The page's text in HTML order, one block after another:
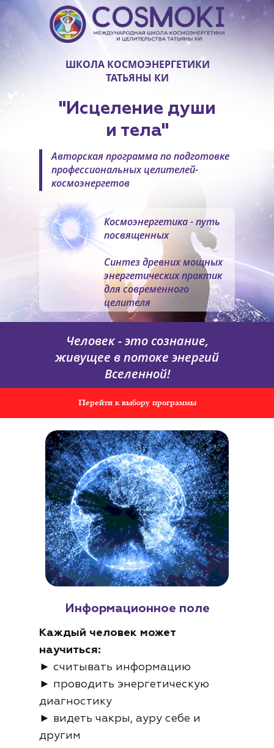
ШКОЛА КОСМОЭНЕРГЕТИКИ
ТАТЬЯНЫ КИ
"Исцеление души
и тела"
Космоэнергетика - путь
посвященных
Синтез древних мощных
энергетических практик
для современного
целителя
Авторская программа по подготовке
профессиональных целителей-
космоэнергетов
Человек - это сознание,
живущее в потоке энергий
Вселенной!
Перейти к выбору программы
Каждый человек может
научиться:
► считывать информацию
► проводить энергетическую
диагностику
► видеть чакры, ауру себе и
другим
Информационное поле